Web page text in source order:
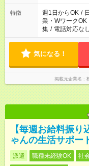
特徴 週1日からOK /
業・WワークOK
集 / 電話対応なし
気になる！
掲載元企業名
【毎週お給料振
ゃんの生活サポー
派遣 職種未経験OK 社